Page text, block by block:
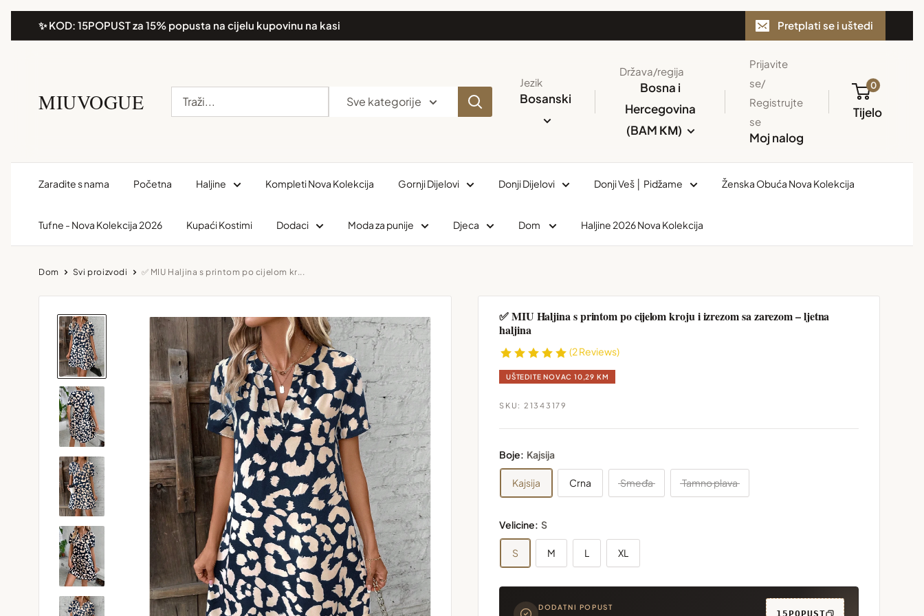
Preskoči
na
✨ KOD: 15POPUST za 15% popusta na cijelu kupovinu na kasi Pretplati se i uštedi
MIUVOGUE Sve kategorije
Jezik
Bosanski
Država/regija
Bosna i
Hercegovina
(BAM КМ)
Prijavite
se/
Registrujte
se
Moj nalog
0
Tijelo
Zaradite s nama Početna Haljine Kompleti Nova Kolekcija Gornji Dijelovi Donji Dijelovi Donji Veš │ Pidžame Ženska Obuća Nova Kolekcija
Tufne - Nova Kolekcija 2026 Kupaći Kostimi Dodaci Moda za punije Djeca Dom Haljine 2026 Nova Kolekcija
Dom Svi proizvodi ✅ MIU Haljina s printom po cijelom kr...
✅ MIU Haljina s printom po cijelom kroju i izrezom sa zarezom – ljetna
haljina
(2 Reviews)
UŠTEDITE NOVAC10,29 KM
SKU: 21343179
Boje: Kajsija
Kajsija Crna Smeđa Tamno plava
Velicine: S
S M L XL
DODATNI POPUST
15POPUST